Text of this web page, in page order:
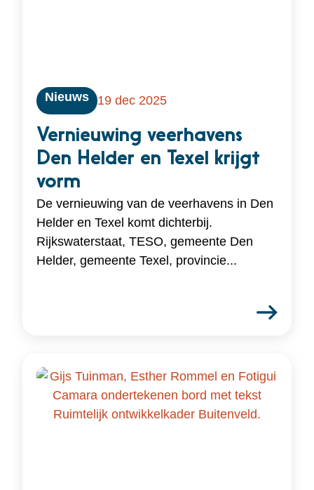
Nieuws 19 dec 2025
Vernieuwing veerhavens
Den Helder en Texel krijgt
vorm
De vernieuwing van de veerhavens in Den
Helder en Texel komt dichterbij.
Rijkswaterstaat, TESO, gemeente Den
Helder, gemeente Texel, provincie...